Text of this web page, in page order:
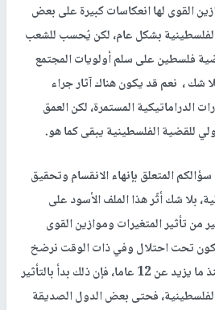
القوى لها انعكاسات كبيرة على بعض
بشكل عام، لكن يُحسب للشعب
فلسطين على سلم أولويات المجتمع
شك ، نعم قد يكون هناك آثار جراء
الدراماتيكية المستمرة، لكن العمق
للقضية الفلسطينية يبقى كما هو.
المتعلق بإنهاء الانقسام وتحقيق
بلا شك أثّر هذا الملف الأسود على
من تأثير المتغيرات وموازين القوى
نكون تحت احتلال وفي ذات الوقت نرضخ
تحت رحمة انقسام مستمر منذ ما يزيد عن 12 عاما، فإن ذلك بدأ بالتأثير
فحتى بعض الدول الصديقة